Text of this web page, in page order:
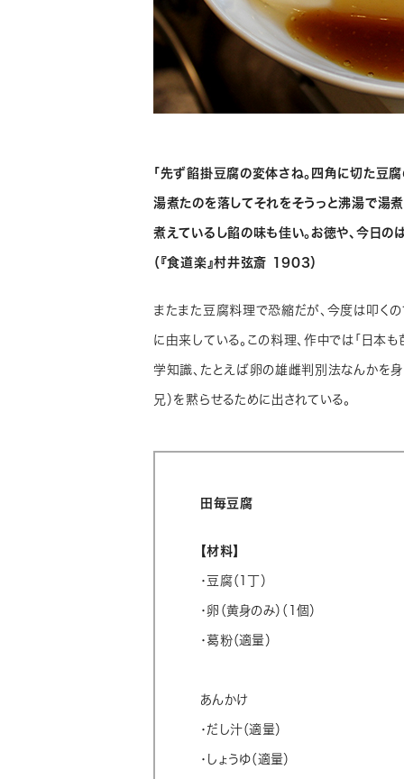
「先ず餡掛豆腐の変体さね。四角に切た豆
湯煮たのを落してそれをそうっと沸湯で湯
煮えているし餡の味も佳い。お徳や、今日の
（『食道楽』村井弦斎 1903）
またまた豆腐料理で恐縮だが、今度は叩くの
に由来している。この料理、作中では「日本
学知識、たとえば卵の雄雌判別法なんかを
兄）を黙らせるために出されている。
田毎豆腐
【材料】
・豆腐（1丁）
・卵（黄身のみ）（1個）
・葛粉（適量）
あんかけ
・だし汁（適量）
・しょうゆ（適量）